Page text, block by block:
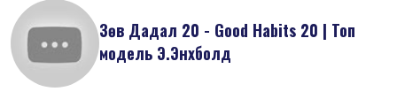
Зөв Дадал 20 - Good Habits 20 | Топ
модель Э.Энхболд